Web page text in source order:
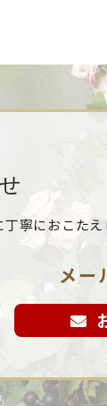
寧におこたえ
メー